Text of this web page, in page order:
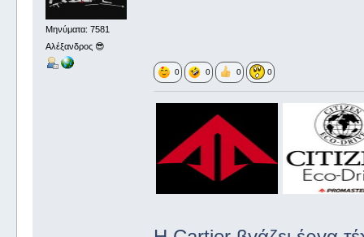
Μηνύματα: 7581
Αλέξανδρος 😎
0 0 0 0